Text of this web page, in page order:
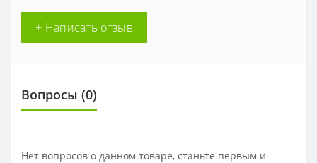
+ Написать отзыв
Вопросы (0)
Нет вопросов о данном товаре, станьте первым и